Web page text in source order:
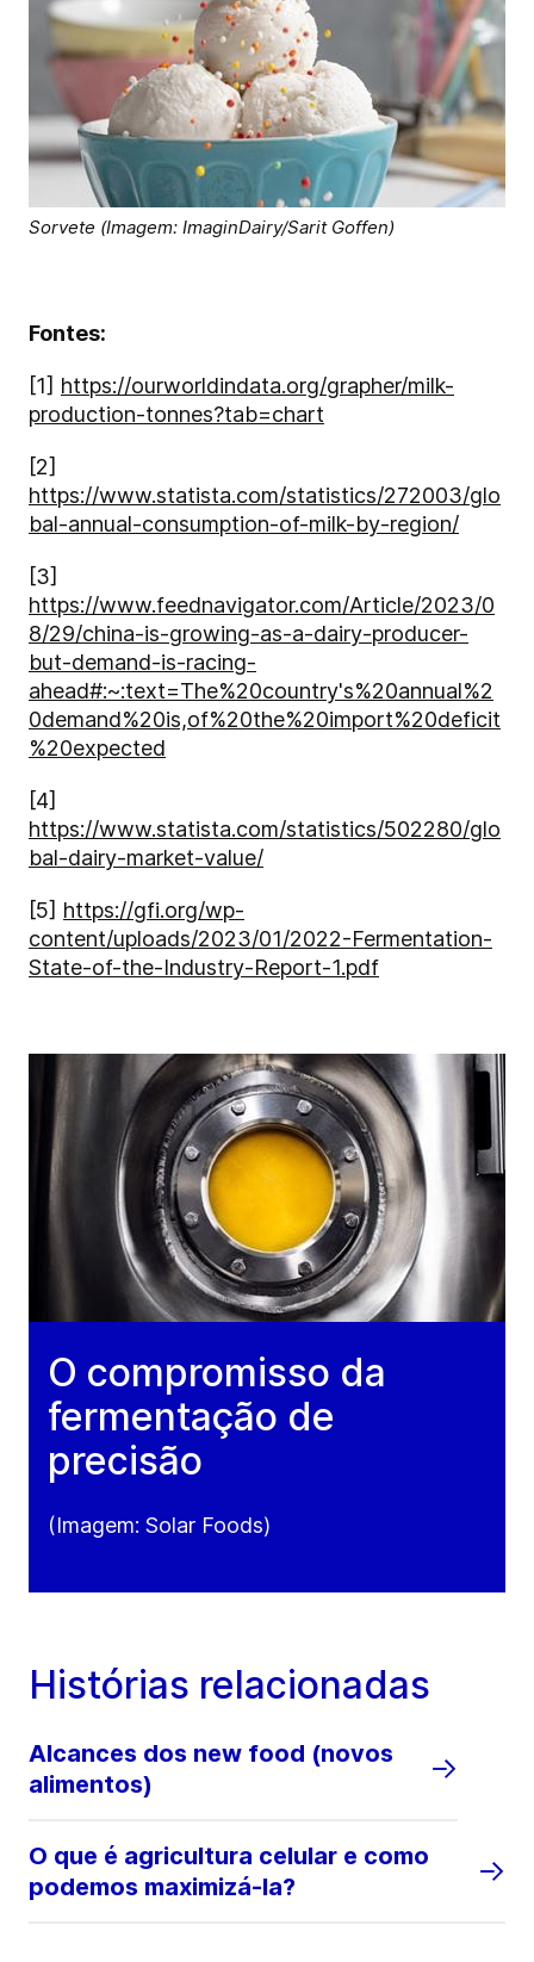
Sorvete (Imagem: ImaginDairy/Sarit Goffen)
Fontes:
[1] https://ourworldindata.org/grapher/milk-
production-tonnes?tab=chart
[2]
https://www.statista.com/statistics/272003/glo
bal-annual-consumption-of-milk-by-region/
[3]
https://www.feednavigator.com/Article/2023/0
8/29/china-is-growing-as-a-dairy-producer-
but-demand-is-racing-
ahead#:~:text=The%20country's%20annual%2
0demand%20is,of%20the%20import%20deficit
%20expected
[4]
https://www.statista.com/statistics/502280/glo
bal-dairy-market-value/
[5] https://gfi.org/wp-
content/uploads/2023/01/2022-Fermentation-
State-of-the-Industry-Report-1.pdf
O compromisso da
fermentação de
precisão
(Imagem: Solar Foods)
Histórias relacionadas
Alcances dos new food (novos
alimentos)
O que é agricultura celular e como
podemos maximizá-la?